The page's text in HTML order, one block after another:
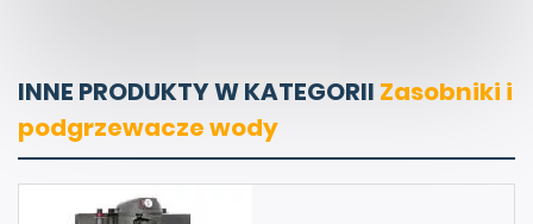
INNE PRODUKTY W KATEGORII Zasobniki i
podgrzewacze wody